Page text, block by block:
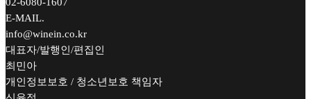
E-MAIL.
info@winein.co.kr
대표자/발행인/편집인
최민아
개인정보보호 / 청소년보호 책임자